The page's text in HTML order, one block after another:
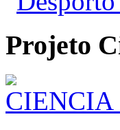
Projeto